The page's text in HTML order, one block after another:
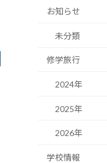
お知らせ
未分類
修学旅行
2024年
2025年
2026年
学校情報